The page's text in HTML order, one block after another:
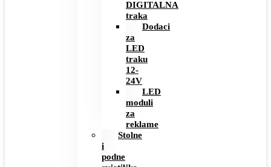
DIGITALNA
traka
Dodaci
za
LED
traku
12-
24V
LED
moduli
za
reklame
Stolne
i
podne